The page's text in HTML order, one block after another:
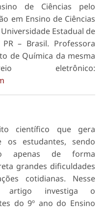
de Ciências pelo
em Ensino de Ciências
Estadual de
– Brasil. Professora
de Química da mesma
eletrônico:
científico que gera
os estudantes, sendo
apenas de forma
grandes dificuldades
cotidianas. Nesse
artigo investiga o
do 9º ano do Ensino